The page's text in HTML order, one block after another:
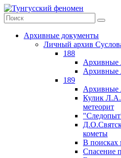
Архивные документы
Личный архив
188
Архивные
Архивные
189
Архивные
Кулик Л.А.
метеорит
кометы
В поисках
Спасение